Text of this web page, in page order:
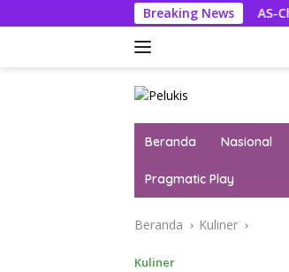
ke
Breaking News
AS-China Saling
Beranda Nasional
Pragmatic Play
Beranda Kuliner
Kuliner